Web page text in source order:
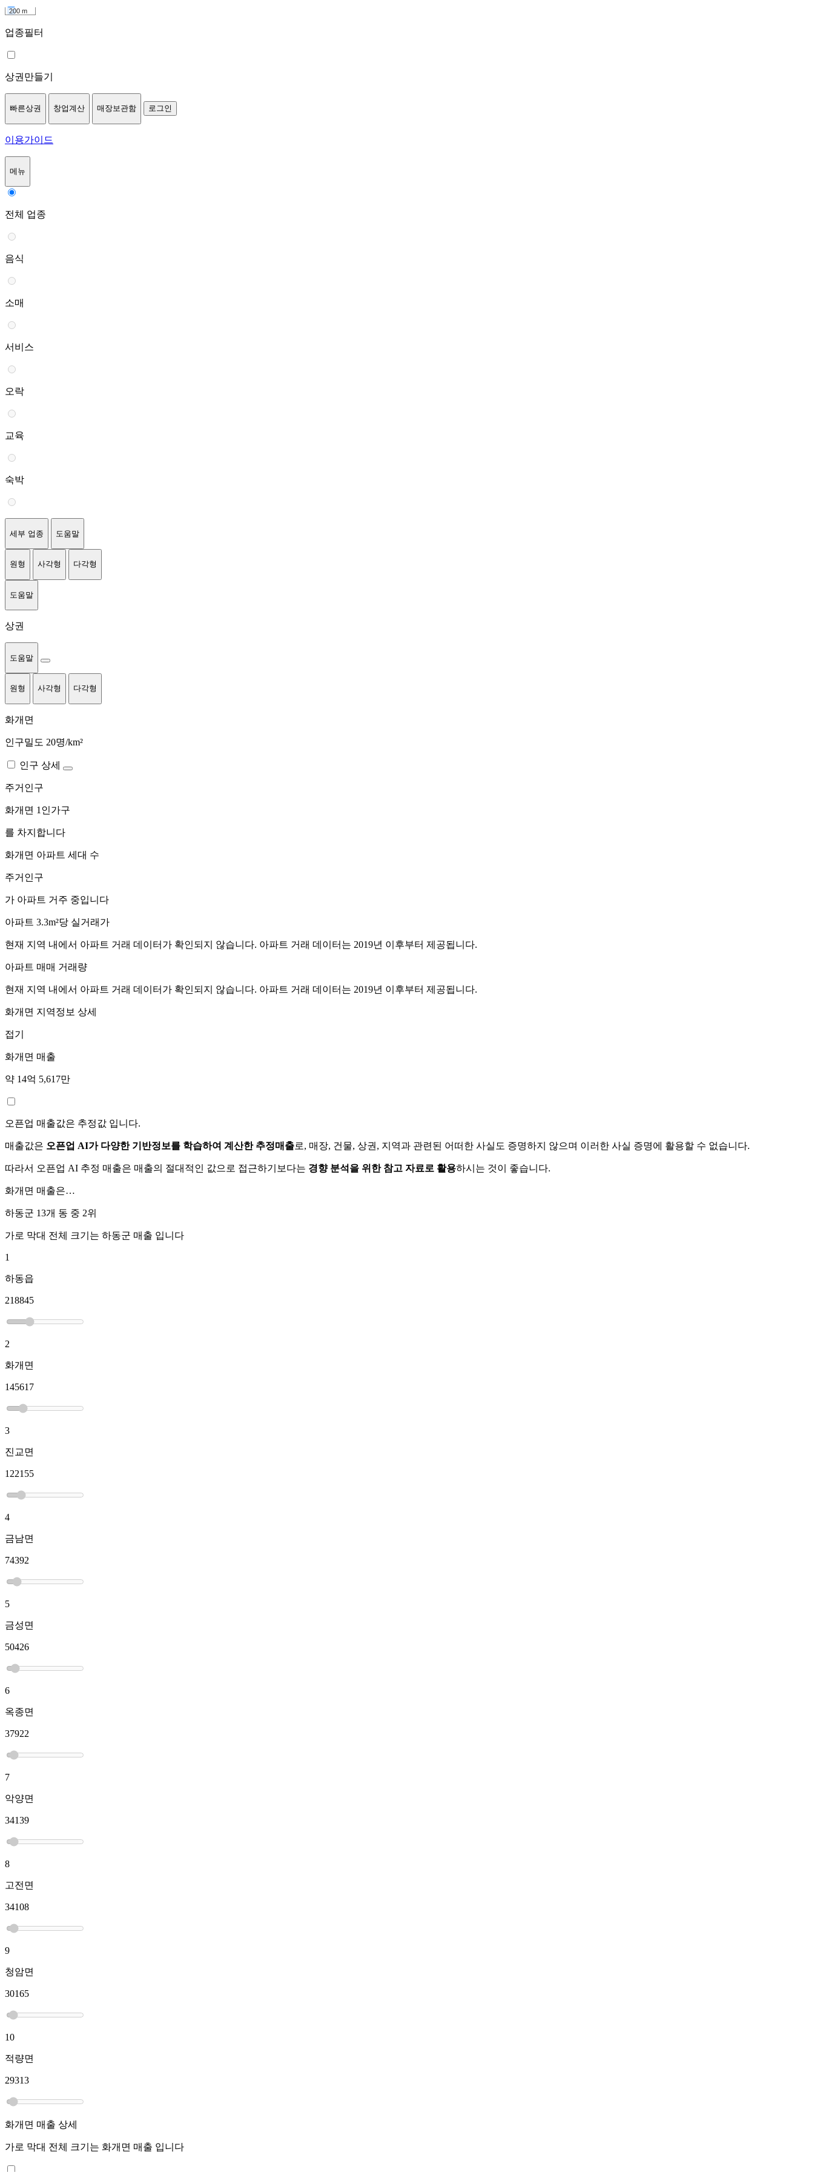
200 m
업종필터
상권만들기
빠른상권 창업계산 매장보관함 로그인
이용가이드
메뉴
전체 업종
음식
소매
서비스
오락
교육
숙박
세부 업종 도움말
원형 사각형 다각형
도움말
상권
도움말
원형 사각형 다각형
화개면
인구밀도 20명/km²
인구 상세
주거인구
화개면 1인가구
를 차지합니다
화개면 아파트 세대 수
주거인구
가 아파트 거주 중입니다
아파트 3.3m²당 실거래가
현재 지역 내에서 아파트 거래 데이터가 확인되지 않습니다. 아파트 거래 데이터는 2019년 이후부터 제공됩니다.
아파트 매매 거래량
현재 지역 내에서 아파트 거래 데이터가 확인되지 않습니다. 아파트 거래 데이터는 2019년 이후부터 제공됩니다.
화개면 지역정보 상세
접기
화개면 매출
약 14억 5,617만
오픈업 매출값은 추정값 입니다.
매출값은 오픈업 AI가 다양한 기반정보를 학습하여 계산한 추정매출로, 매장, 건물, 상권, 지역과 관련된 어떠한 사실도 증명하지 않으며 이러한 사실 증명에 활용할 수 없습니다.
따라서 오픈업 AI 추정 매출은 매출의 절대적인 값으로 접근하기보다는 경향 분석을 위한 참고 자료로 활용하시는 것이 좋습니다.
화개면 매출은…
하동군 13개 동 중 2위
가로 막대 전체 크기는 하동군 매출 입니다
1
하동읍
218845
2
화개면
145617
3
진교면
122155
4
금남면
74392
5
금성면
50426
6
옥종면
37922
7
악양면
34139
8
고전면
34108
9
청암면
30165
10
적량면
29313
화개면 매출 상세
가로 막대 전체 크기는 화개면 매출 입니다